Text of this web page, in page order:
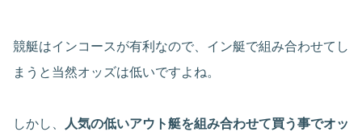
競艇はインコースが有利なので、イン艇で組み合わせてし
まうと当然オッズは低いですよね。
しかし、 人気の低いアウト艇を組み合わせて買う事でオッ